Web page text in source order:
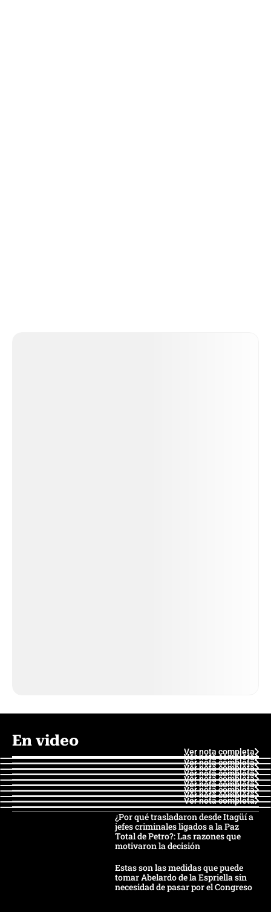
En video
Ver nota completa
Ver nota completa
Ver nota completa
Ver nota completa
Ver nota completa
Ver nota completa
Ver nota completa
Ver nota completa
Ver nota completa
Ver nota completa
¿Por qué trasladaron desde Itagüí a
jefes criminales ligados a la Paz
Total de Petro?: Las razones que
motivaron la decisión
Estas son las medidas que puede
tomar Abelardo de la Espriella sin
necesidad de pasar por el Congreso